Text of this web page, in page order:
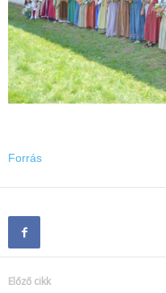
Forrás
Előző cikk